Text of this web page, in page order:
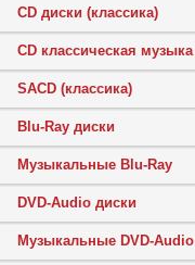
CD диски (классика)
CD классическая музыка
SACD (классика)
Blu-Ray диски
Музыкальные Blu-Ray
DVD-Audio диски
Музыкальные DVD-Audio